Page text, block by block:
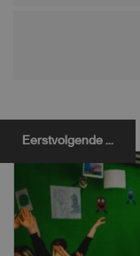
Eerstvolgende ...